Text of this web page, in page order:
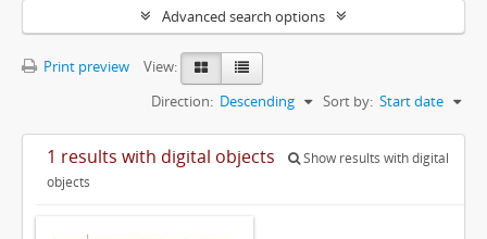
Advanced search options
Print preview
View:
Sort by: Start date
Direction: Descending
1 results with digital objects
Show results with digital
objects